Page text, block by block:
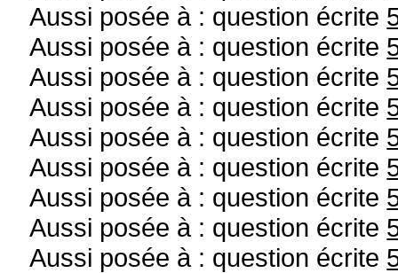
Aussi posée à : question écrite
Aussi posée à : question écrite
Aussi posée à : question écrite
Aussi posée à : question écrite
Aussi posée à : question écrite
Aussi posée à : question écrite
Aussi posée à : question écrite
Aussi posée à : question écrite
Aussi posée à : question écrite